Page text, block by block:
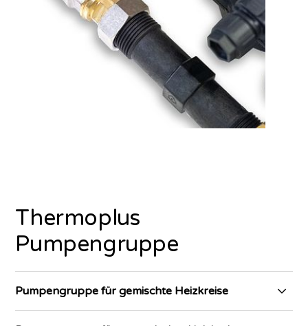
Thermoplus
Pumpengruppe
Pumpengruppe für gemischte Heizkreise